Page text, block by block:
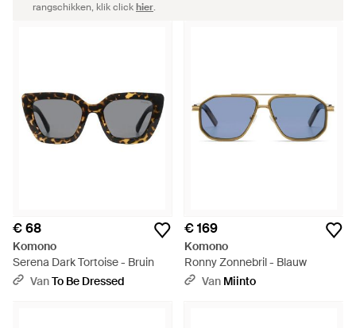
rangschikken, klik clickhier.
€ 68
Komono
Serena Dark Tortoise - Bruin
VanTo Be Dressed
€ 169
Komono
Ronny Zonnebril - Blauw
Van Miinto